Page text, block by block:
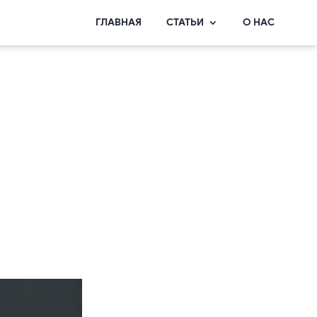
ГЛАВНАЯ СТАТЬИ О НАС